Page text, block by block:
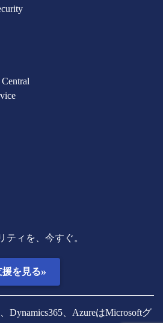
ティを、今すぐ。
を見る»
Dynamics365、AzureはMicrosoftグ